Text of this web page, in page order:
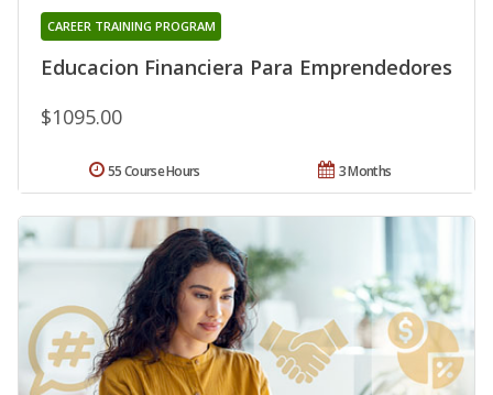
Educacion Financiera Para Emprendedores
CAREER TRAINING PROGRAM
$1095.00
3 Months
55 Course Hours